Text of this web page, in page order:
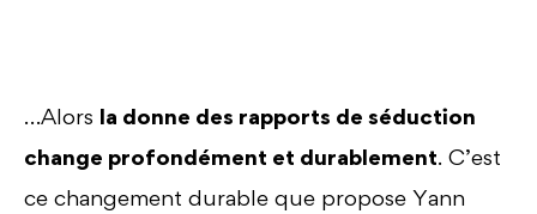
…Alors la donne des rapports de séduction
change profondément et durablement. C’est
ce changement durable que propose Yann